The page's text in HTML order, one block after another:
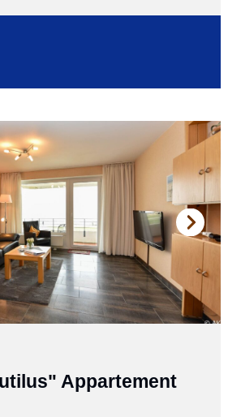
Next
Appartement